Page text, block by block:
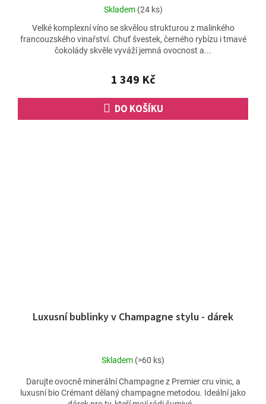
Průměrné
produktu
je
5,0
5
hvězdiček.
Skladem (24 ks)
1 349 Kč
DO KOŠÍKU
Velké komplexní víno se skvělou strukturou z malinkého
francouzského vinařství. Chuť švestek, černého rybízu i tmavé
čokolády skvěle vyváží jemná ovocnost a...
Luxusní bublinky v Champagne stylu - dárek
Skladem (>60 ks)
Darujte ovocně minerální Champagne z Premier cru vinic, a
luxusní bio Crémant dělaný champagne metodou. Ideální jako